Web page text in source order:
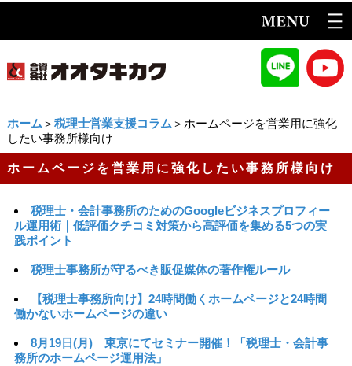
ホーム ＞ 税理士営業支援コラム ＞ホームページを営業用に強化
したい事務所様向け
ホームページを営業用に強化したい事務所様向け
税理士・会計事務所のためのGoogleビジネスプロフィー
ル運用術｜低評価クチコミ対策から高評価を集める5つの実
践ポイント
税理士事務所が守るべき販促媒体の著作権ルール
【税理士事務所向け】24時間働くホームページと24時間
働かないホームページの違い
8月19日(月) 東京にてセミナー開催！「税理士・会計事
務所のホームページ運用法」